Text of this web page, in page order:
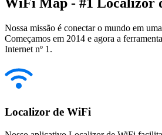
WiFi Map - #1 Localizor
Nossa missão é conectar o mundo em
Começamos em 2014 e agora a
Internet nº 1.
Localizor de WiFi